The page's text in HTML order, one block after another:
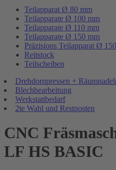
Teilapparat Ø 80 mm
Teilapparate Ø 100 mm
Teilapparate Ø 110 mm
Teilapparate Ø 150 mm
Präzisions Teilapparat Ø
Reitstock
Teilscheiben
Drehdornpressen +
Blechbearbeitung
Werkstattbedarf
2te Wahl und Restposten
CNC
LF HS BASIC